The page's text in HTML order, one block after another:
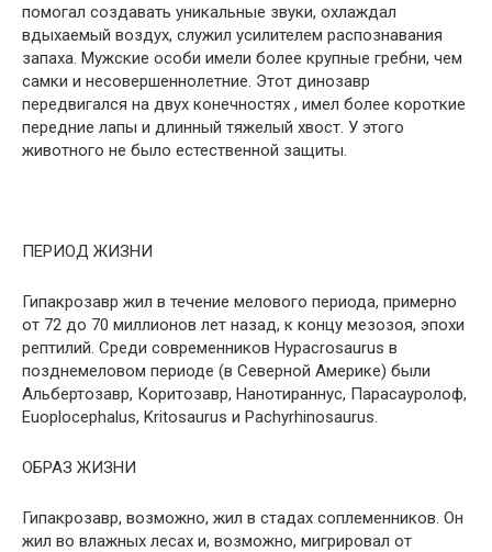
помогал создавать уникальные звуки, охлаждал
вдыхаемый воздух, служил усилителем распознавания
запаха. Мужские особи имели более крупные гребни, чем
самки и несовершеннолетние. Этот динозавр
передвигался на двух конечностях , имел более короткие
передние лапы и длинный тяжелый хвост. У этого
животного не было естественной защиты.
ПЕРИОД ЖИЗНИ
Гипакрозавр жил в течение мелового периода, примерно
от 72 до 70 миллионов лет назад, к концу мезозоя, эпохи
рептилий. Среди современников Hypacrosaurus в
позднемеловом периоде (в Северной Америке) были
Альбертозавр, Коритозавр, Нанотираннус, Парасауролоф,
Euoplocephalus, Kritosaurus и Pachyrhinosaurus.
ОБРАЗ ЖИЗНИ
Гипакрозавр, возможно, жил в стадах соплеменников. Он
жил во влажных лесах и, возможно, мигрировал от